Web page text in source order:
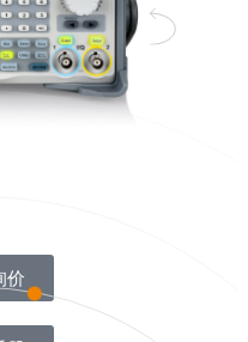
价